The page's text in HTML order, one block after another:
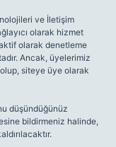
ve İletişim
olarak hizmet
olarak denetleme
Ancak, üyelerimiz
siteye üye olarak
düşündüğünüz
bildirmeniz halinde,